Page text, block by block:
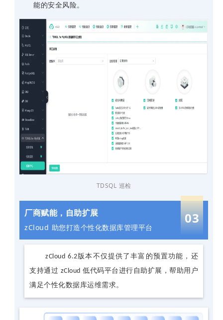
能的安全风险。
TDSQL 巡检
厂商赋能，自助扩展
zCloud 助您打造个性化数据库管理平台
03
zCloud 6.2版本不仅提供了丰富的预置功能，还
支持通过 zCloud 低代码平台进行自助扩展，帮助用户
满足个性化数据库运维需求。